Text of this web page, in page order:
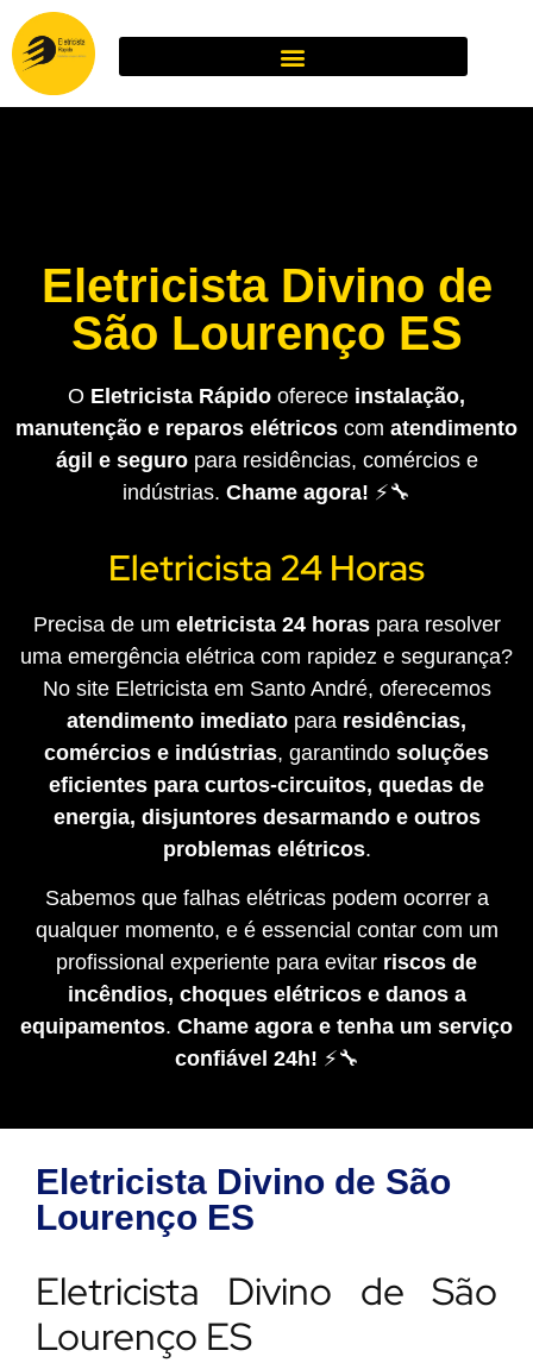
Eletricista Divino de
São Lourenço ES
O Eletricista Rápido oferece instalação,
manutenção e reparos elétricos com atendimento
ágil e seguropara residências, comércios e
indústrias. Chame agora! ⚡🔧
Eletricista 24 Horas
Precisa de um eletricista 24 horaspara resolver
uma emergência elétrica com rapidez e segurança?
No site Eletricista em Santo André, oferecemos
atendimento imediato para residências,
comércios e indústrias, garantindo soluções
eficientes para curtos-circuitos, quedas de
energia, disjuntores desarmando e outros
problemas elétricos.
Sabemos que falhas elétricas podem ocorrer a
qualquer momento, e é essencial contar com um
profissional experiente para evitar riscos de
incêndios, choques elétricos e danos a
equipamentos. Chame agora e tenha um serviço
confiável 24h! ⚡🔧
Eletricista Divino de São
Lourenço ES
Eletricista Divino de São
Lourenço ES